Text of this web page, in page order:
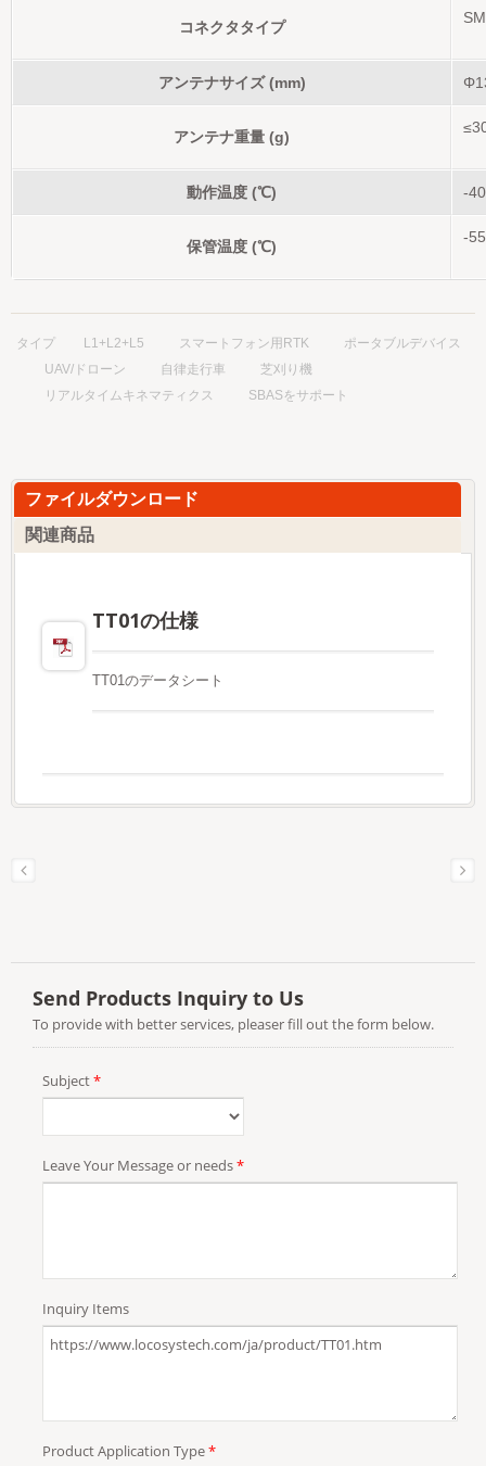
コネクタタイプ
アンテナサイズ (mm)
アンテナ重量 (g)
動作温度 (℃) -
保管温度 (℃)
-
タイプ L1+L2+L5 スマートフォン用RTK
ポータブルデバイス
UAV/ドローン
自律走行車
芝刈り機
リアルタイムキネマティクス
SBASをサポート
ファイルダウンロード
関連商品
TT01の仕様
TT01のデータシート